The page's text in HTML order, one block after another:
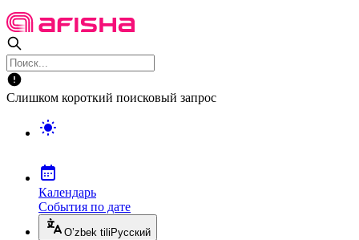
Слишком короткий поисковый запрос
Календарь
События по дате
O’zbek tili Русский